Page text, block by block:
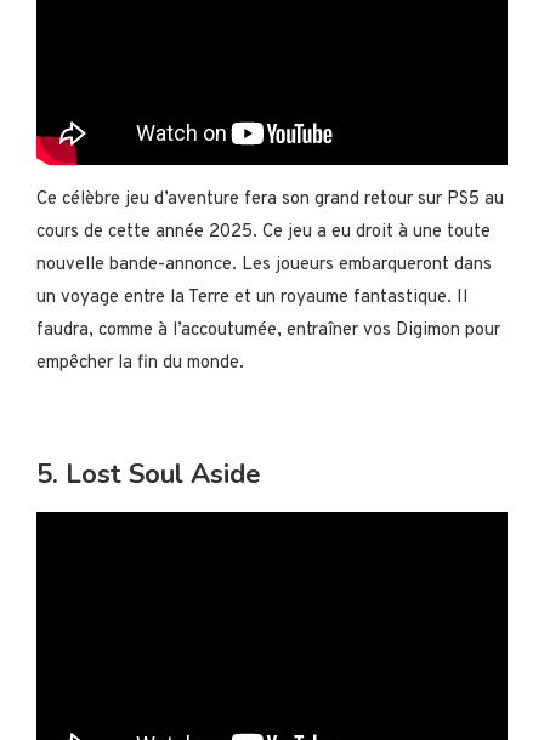
Ce célèbre jeu d’aventure fera son grand retour sur PS5 au
cours de cette année 2025. Ce jeu a eu droit à une toute
nouvelle bande-annonce. Les joueurs embarqueront dans
un voyage entre la Terre et un royaume fantastique. Il
faudra, comme à l’accoutumée, entraîner vos Digimon pour
empêcher la fin du monde.
5. Lost Soul Aside